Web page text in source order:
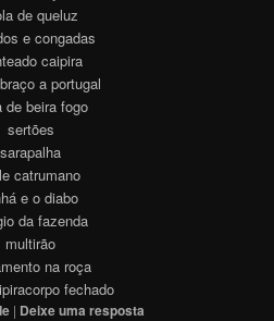
de queluz
e congadas
caipira
a portugal
de beira fogo
sertões
sarapalha
catrumano
e o diabo
da fazenda
multirão
na roça
fechado
| Deixe uma resposta